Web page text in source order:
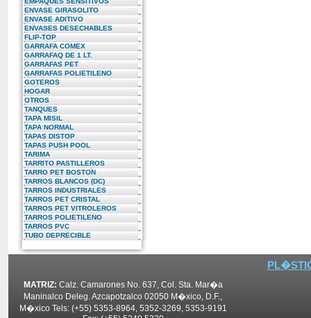
ENVASE GIRASOLITO
ENVASE ADITIVO
ENVASES DESECHABLES
FLIP-TOP
GARRAFA COMEX
GARRAFAQ DE 1 LT.
GARRAFAS PET
GARRAFAS POLIETILENO
GOTEROS
HOGAR
OTROS
TANQUES
TAPA MISIL
TAPA NORMAL
TAPAS DISTOP
TAPAS PUSH POOL
TARIMA
TARRITO PASTILLEROS
TARRO PET BOSTON
TARROS BLANCOS (DC)
TARROS INDUSTRIALES
TARROS PET CRISTAL
TARROS PET VITROLEROS
TARROS POLIETILENO
TARROS PVC
TUBO DEPRECIBLE
MATRIZ: Calz. Camarones No. 637, Col. Sta. Mar�a
Maninalco Deleg. Azcapotzalco 02050 M�xico, D.F.,
M�xico Tels: (+55) 5353-8964, 5352-3269, 5353-9191